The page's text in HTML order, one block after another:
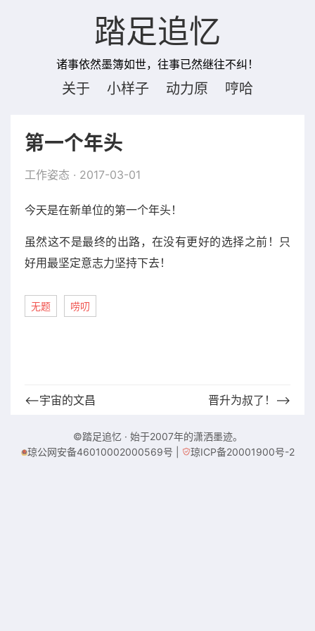
踏足追忆
诸事依然墨簿如世，往事已然继往不纠！
关于 小样子 动力原 哼哈
第一个年头
工作姿态 · 2017-03-01
今天是在新单位的第一个年头！
虽然这不是最终的出路，在没有更好的选择之前！只
好用最坚定意志力坚持下去！
无题 唠叨
⟵宇宙的文昌 晋升为叔了！⟶
©踏足追忆 · 始于2007年的潇洒墨迹。
琼公网安备46010002000569号
琼ICP备20001900号-2